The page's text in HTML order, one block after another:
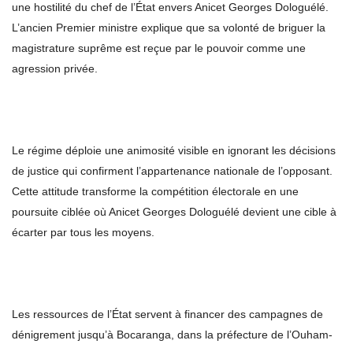
une hostilité du chef de l’État envers Anicet Georges Dologuélé.
L’ancien Premier ministre explique que sa volonté de briguer la
magistrature suprême est reçue par le pouvoir comme une
agression privée.
Le régime déploie une animosité visible en ignorant les décisions
de justice qui confirment l’appartenance nationale de l’opposant.
Cette attitude transforme la compétition électorale en une
poursuite ciblée où Anicet Georges Dologuélé devient une cible à
écarter par tous les moyens.
Les ressources de l’État servent à financer des campagnes de
dénigrement jusqu’à Bocaranga, dans la préfecture de l’Ouham-